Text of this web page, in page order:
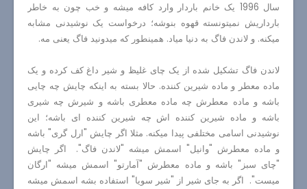
سال 1996 یک خانم باردار وارد کافه میشه و خب چون به خاطر
بارداریش نمیتونسته قهوه بنوشه؛ درخواست یک نوشیدنی مشابه
میکنه. و لاندن فاگ به دنیا میاد. همینطور که میدونید فاگ یعنی مه.
لاندن فاگ تشکیل شده از یک چای غلیظ و شیر داغ کف کرده و یک
ماده معطر و ماده شیرین کننده. حالا بسته به اینکه چایش چه چایی
باشه و ماده معطرش چه ماده معطری باشه و شیرش چه شیری
باشه و ماده شیرین کننده اش چه شیرین کننده ای باشه؛ این
نوشیدنی اسامی مختلفی پیدا میکنه. مثلا اگر چایش "ارل گری" باشه
و ماده معطرش "وانیل" اسمش میشه "لاندن فاگ". اگر چایش
"چای سبز" باشه و ماده معطرش "آمارتو" اسمش میشه "ارگان
میست". اگر به جای شیر از "شیر سویا" استفاده بشه اسمش میشه